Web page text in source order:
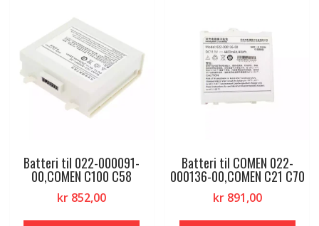
Batteri til 022-000091-
00,COMEN C100 C58
kr 852,00
Batteri til COMEN 022-
000136-00,COMEN C21 C70
kr891,00